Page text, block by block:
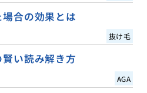
合の効果とは
抜け毛
い読み解き方
AGA